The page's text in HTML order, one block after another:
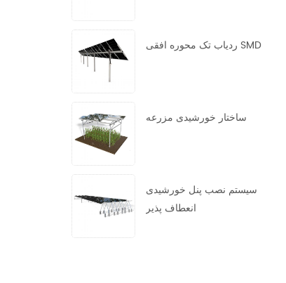
ردیاب تک محوره افقی SMD
ساختار خورشیدی مزرعه
سیستم نصب پنل خورشیدی
انعطاف پذیر